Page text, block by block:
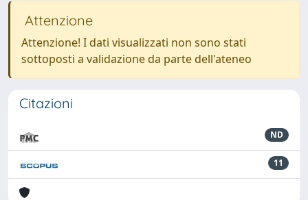
Attenzione
Attenzione! I dati visualizzati non sono stati
sottoposti a validazione da parte dell'ateneo
Citazioni
ND
11